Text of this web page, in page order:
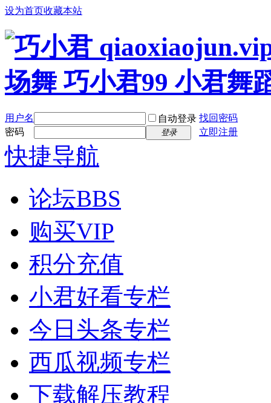
设为首页收藏本站
用户名 自动登录 找回密码
密码
登录 立即注册
快捷导航
论坛BBS
购买VIP
积分充值
小君好看专栏
今日头条专栏
西瓜视频专栏
下载解压教程